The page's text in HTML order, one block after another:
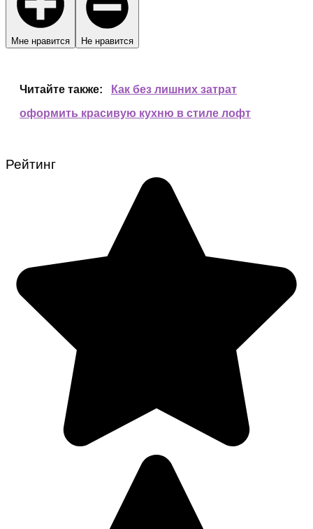
Мне нравится Не нравится
Читайте также:
Как без лишних затрат
оформить красивую кухню в стиле лофт
Рейтинг